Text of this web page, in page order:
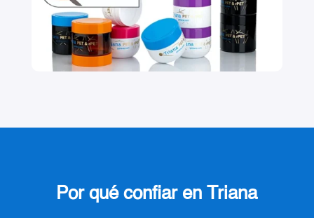
Por qué confiar en Triana